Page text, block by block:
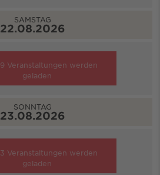
SAMSTAG
22.08.2026
9 Veranstaltungen werden
geladen
SONNTAG
23.08.2026
3 Veranstaltungen werden
geladen